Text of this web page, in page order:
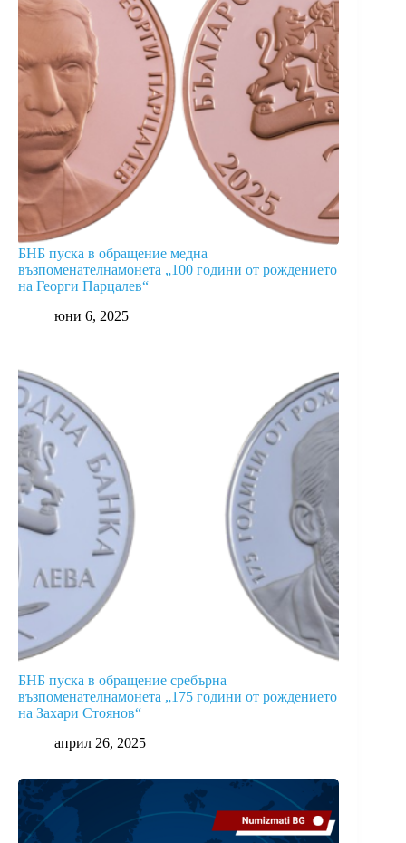
БНБ пуска в обращение медна
възпоменателнамонета „100 години от рождението
на Георги Парцалев“
юни 6, 2025
БНБ пуска в обращение сребърна
възпоменателнамонета „175 години от рождението
на Захари Стоянов“
април 26, 2025